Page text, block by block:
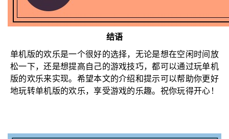
结语
单机版的欢乐是一个很好的选择，无论是想在空闲时间放
松一下，还是想提高自己的游戏技巧，都可以通过玩单机
版的欢乐来实现。希望本文的介绍和提示可以帮助你更好
地玩转单机版的欢乐，享受游戏的乐趣。祝你玩得开心！